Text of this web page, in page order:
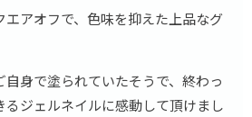
エアオフで、色味を抑えた上品なグ
自身で塗られていたそうで、終わっ
るジェルネイルに感動して頂けまし